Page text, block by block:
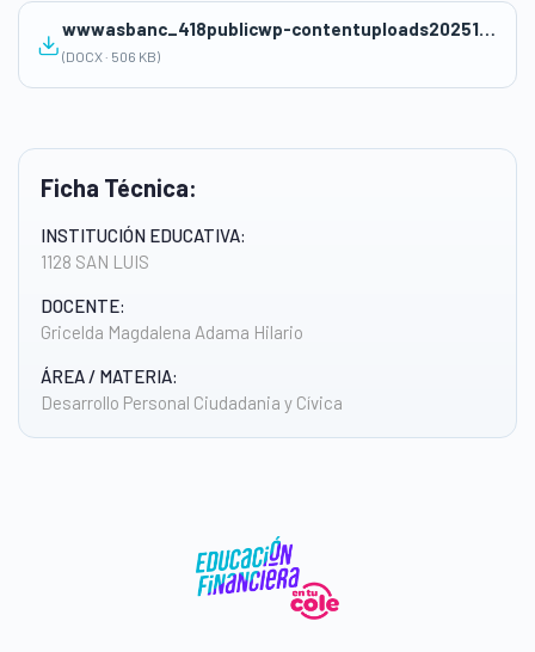
Ficha Técnica:
INSTITUCIÓN EDUCATIVA:
1128 SAN LUIS
DOCENTE:
Gricelda Magdalena Adama Hilario
ÁREA / MATERIA:
Desarrollo Personal Ciudadania y Cívica
wwwasbanc_418publicwp-contentuploads2025102o_SA_25_Conocemos-el-sistema-financiero-para-planificar-el-ahorro_ADAMA.docx
(DOCX · 506 KB)